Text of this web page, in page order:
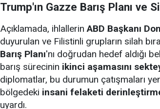
Trump'ın Gazze Barış Planı ve
Açıklamada, ihlallerinABD Başkanı
duyurulan ve Filistinli grupların silah
Barış Planı'nı doğrudan hedef aldığı
barış sürecinin ikinci aşamasını
diplomatlar, bu durumun çatışmaları
bölgedeki insani felaketi
uyardı.